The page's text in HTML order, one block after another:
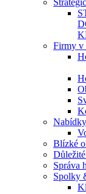
Firmy v
Blízké
Správa
Spolky